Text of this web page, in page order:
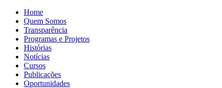
Home
Quem Somos
Transparência
Programas e Projetos
Histórias
Notícias
Cursos
Publicações
Oportunidades